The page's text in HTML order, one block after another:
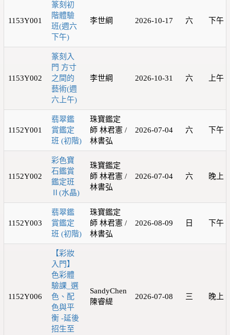
1153Y001
篆刻初
階體驗
班(週六
下午)
李世綱 2026-10-17 六 下午
1153Y002
篆刻入
門 方寸
之間的
藝術(週
六上午)
李世綱 2026-10-31 六 上午
1152Y001
翡翠鑑
賞鑑定
班 (初階)
珠寶鑑定
師 林君憲 /
林書弘
2026-07-04 六 下午
1152Y002
彩色寶
石鑑賞
鑑定班
Ⅱ(⽔晶)
珠寶鑑定
師 林君憲 /
林書弘
2026-07-04 六 晚上
1152Y003
翡翠鑑
賞鑑定
班 (初階)
珠寶鑑定
師 林君憲 /
林書弘
2026-08-09 日 下午
1152Y006
【彩妝
入門】
色彩體
驗課_選
色、配
色與平
衡 -延後
招生至
SandyChen
陳睿緹
2026-07-08 三 晚上